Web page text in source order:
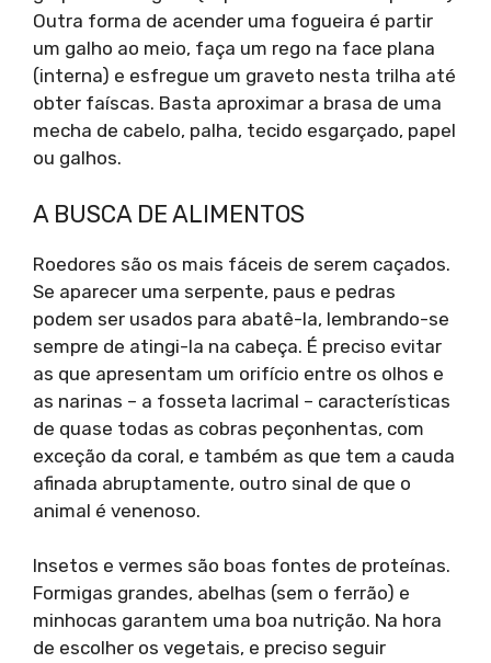
Outra forma de acender uma fogueira é partir
um galho ao meio, faça um rego na face plana
(interna) e esfregue um graveto nesta trilha até
obter faíscas. Basta aproximar a brasa de uma
mecha de cabelo, palha, tecido esgarçado, papel
ou galhos.
A BUSCA DE ALIMENTOS
Roedores são os mais fáceis de serem caçados.
Se aparecer uma serpente, paus e pedras
podem ser usados para abatê-la, lembrando-se
sempre de atingi-la na cabeça. É preciso evitar
as que apresentam um orifício entre os olhos e
as narinas – a fosseta lacrimal – características
de quase todas as cobras peçonhentas, com
exceção da coral, e também as que tem a cauda
afinada abruptamente, outro sinal de que o
animal é venenoso.
Insetos e vermes são boas fontes de proteínas.
Formigas grandes, abelhas (sem o ferrão) e
minhocas garantem uma boa nutrição. Na hora
de escolher os vegetais, e preciso seguir